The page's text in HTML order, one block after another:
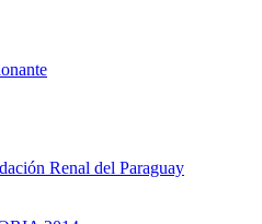
Renal del Paraguay